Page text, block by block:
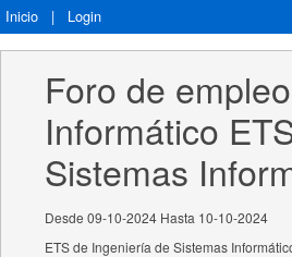
Inicio | Login
Foro de empleo
Informático
Sistemas
Desde 09-10-2024 Hasta 10-10-2024
ETS de Ingeniería de Sistemas